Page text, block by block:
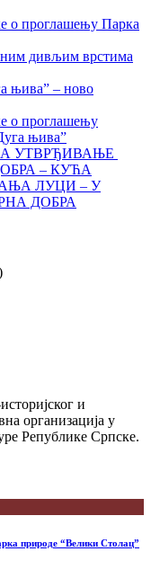
о проглашењу Парка
дивљим врстима
њива” – ново
о проглашењу
њива”
ЗА УТВРЂИВАЊЕ
– КУЋА
ЛУЦИ – У
ДОБРА
и
организација у
Републике Српске.
природе “Велики Столац”